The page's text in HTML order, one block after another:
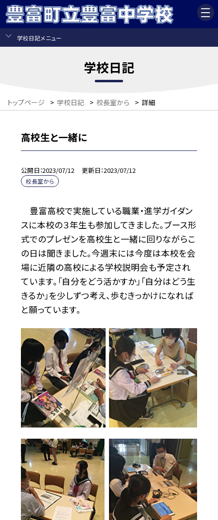
学校日記メニュー
学校日記
トップページ > 学校日記 > 校長室から > 詳細
高校生と一緒に
公開日 2023/07/12 更新日 2023/07/12
校長室から
豊富高校で実施している職業・進学ガイダン
スに本校の３年生も参加してきました。ブース形
式でのプレゼンを高校生と一緒に回りながらこ
の日は聞きました。今週末には今度は本校を会
場に近隣の高校による学校説明会も予定され
ています。「自分をどう活かすか」「自分はどう生
きるか」を少しずつ考え、歩むきっかけになれば
と願っています。